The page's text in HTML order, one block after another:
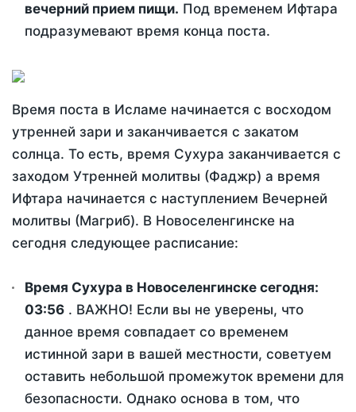
вечерний прием пищи. Под временем Ифтара
подразумевают время конца поста.
Время поста в Исламе начинается с восходом
утренней зари и заканчивается с закатом
солнца. То есть, время Сухура заканчивается с
заходом Утренней молитвы (Фаджр) а время
Ифтара начинается с наступлением Вечерней
молитвы (Магриб). В Новоселенгинске на
сегодня следующее расписание:
Время Сухура в Новоселенгинске сегодня:
03:56 . ВАЖНО! Если вы не уверены, что
данное время совпадает со временем
истинной зари в вашей местности, советуем
оставить небольшой промежуток времени для
безопасности. Однако основа в том, что